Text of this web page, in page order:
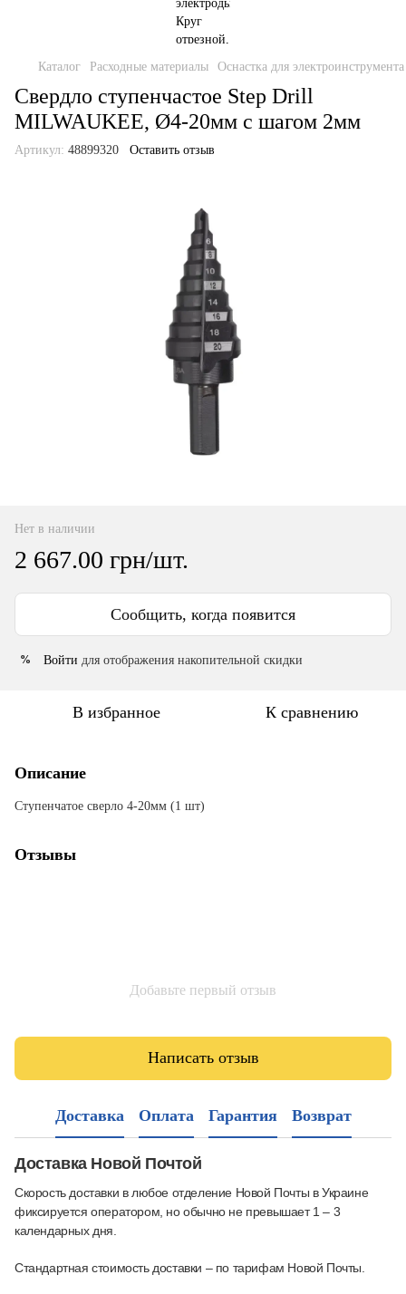
Каталог Расходные материалы Оснастка для электроинструмента
Свердло ступенчастое Step Drill
MILWAUKEE, Ø4-20мм с шагом 2мм
Артикул: 48899320 Оставить отзыв
Нет в наличии
2 667.00 грн/шт.
Сообщить, когда появится
% Войти для отображения накопительной скидки
В избранное К сравнению
Описание
Ступенчатое сверло 4-20мм (1 шт)
Отзывы
Добавьте первый отзыв
Написать отзыв
Доставка Оплата Гарантия Возврат
Доставка Новой Почтой
Скорость доставки в любое отделение Новой Почты в Украине
фиксируется оператором, но обычно не превышает 1 – 3
календарных дня.
Стандартная стоимость доставки – по тарифам Новой Почты.